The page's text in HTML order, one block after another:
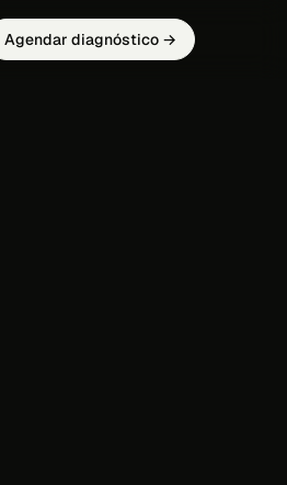
Agendar diagnóstico →